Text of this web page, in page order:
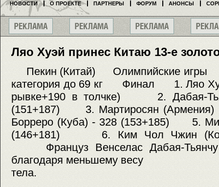
Ляо Хуэй принес Китаю 13-е
Пекин (Китай) Олимпийские
категория до 69 кг Финал 1. Ляо
рывке+190 в толчке) 2. Дабая-
(151+187) 3. Мартиросян
Борреро (Куба) - 328 (153+185) 5.
(146+181) 6. Ким Чол Чжин
Француз Венселас Дабая-Тьянчу
благодаря меньшему весу
тела.
НОВОСТИ О ПРОЕКТЕ ПАРТНЕРЫ ФОРУМ АНОНСЫ